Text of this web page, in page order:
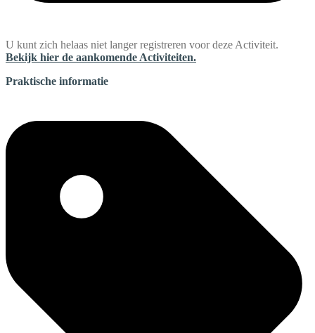
U kunt zich helaas niet langer registreren voor deze Activiteit.
Bekijk hier de aankomende Activiteiten.
Praktische informatie